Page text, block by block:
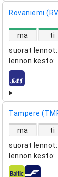
Rovaniemi
suorat lennot:
lennon kesto:
suorien
ma ti
lentoyhtiöt
Tampere
suorat lennot:
lennon kesto:
suorien
ma ti